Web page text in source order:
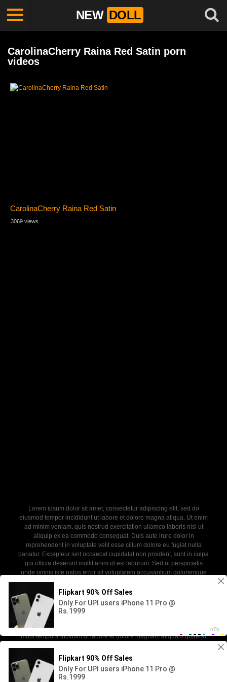
NEW DOLL
CarolinaCherry Raina Red Satin porn
videos
CarolinaCherry Raina Red Satin
3069 views
Lorem ipsum dolor sit amet, consectetur adipiscing elit, sed do
eiusmod tempor incididunt ut labore et dolore magna aliqua. Ut enim
ad minim veniam, quis nostrud exercitation ullamco laboris nisi ut
aliquip ex ea commodo consequat. Duis aute irure dolor in
reprehenderit in voluptate velit esse cillum dolore eu fugiat nulla
pariatur. Excepteur sint occaecat cupidatat non proident, sunt in culpa
qui officia deserunt mollit anim id est laborum. Sed ut perspiciatis
unde omnis iste natus error sit voluptatem accusantium doloremque
laudantium, totam rem aperiam, eaque ipsa quae ab illo inventore
veritatis et quasi architecto beatae vitae dicta sunt explicabo. Nemo
enim ipsam voluptatem quia voluptas sit aspernatur aut odit aut fugit,
sed quia consequuntur magni dolores eos qui ratione voluptatem
sequi nesciunt. Neque porro quisquam est, qui dolorem ipsum quia
dolor sit amet, consectetur, adipisci velit, sed quia non numquam eius
modi tempora incidunt ut labore et dolore magnam aliquam quaerat